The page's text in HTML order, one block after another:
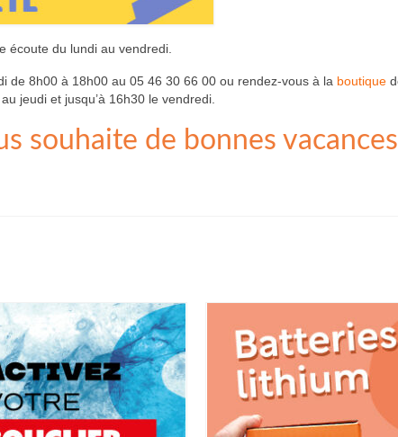
écoute du lundi au vendredi.
de 8h00 à 18h00 au 05 46 30 66 00 ou rendez-vous à la boutique
jeudi et jusqu’à 16h30 le vendredi.
souhaite de bonnes